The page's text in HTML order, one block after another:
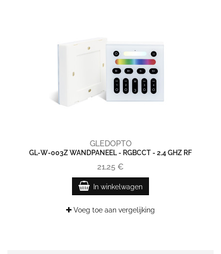
GLEDOPTO
GL-W-003Z WANDPANEEL - RGBCCT - 2,4 GHZ RF
21,25 €
In winkelwagen
Voeg toe aan vergelijking